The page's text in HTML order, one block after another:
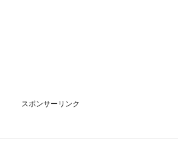
スポンサーリンク